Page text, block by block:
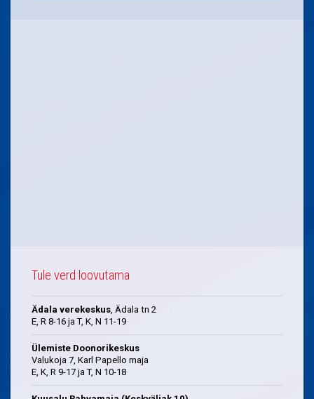
Tule verd loovutama
Ädala verekeskus, Ädala tn 2
E, R 8-16 ja T, K, N 11-19
Ülemiste Doonorikeskus
Valukoja 7, Karl Papello maja
E, K, R 9-17 ja T, N 10-18